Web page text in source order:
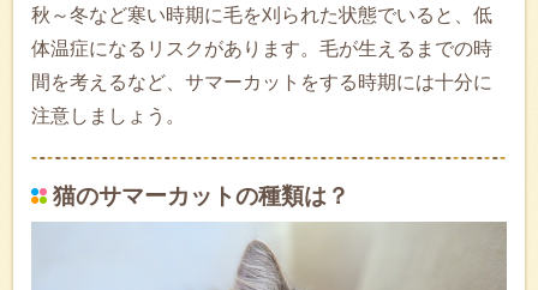
秋～冬など寒い時期に毛を刈られた状態でいると、低
体温症になるリスクがあります。毛が生えるまでの時
間を考えるなど、サマーカットをする時期には十分に
注意しましょう。
猫のサマーカットの種類は？